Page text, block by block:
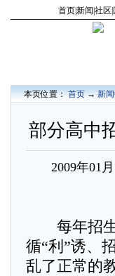
首页新闻 社区
本页位置：首页→新
部分高中
2009年01
每年招生
循“利”诱、
乱了正常的